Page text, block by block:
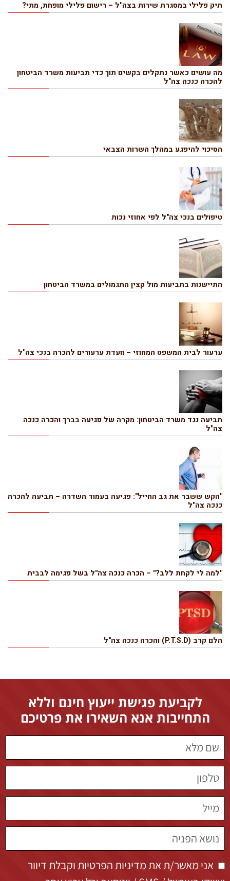
תיק פלילי במסגרת שירות בצה"ל – רישום פלילי מופחת, מתי?
מה עושים כאשר נתקלים בקשים תוך כדי תביעות משרד הביטחון
להכרה כנכה צה"ל
הסיכוי להיפגע במהלך השרות הצבאי
טיפולים בנכי צה"ל לפי אחוזי נכות
התיישנות בתביעות מול קצין התגמולים במשרד הביטחון
ערעור לבית המשפט המחוזי – וועדת ערעורים להכרה בנכי צה"ל
תביעה נגד משרד הביטחון: מקרה של פגיעה בברך והכרה כנכה
צה"ל
"הקש ששבר את גב החייל": פגיעה בעמוד השדרה – תביעה להכרה
כנכה צה"ל
"למה לי לקחת ללב?" – הכרה כנכה צה"ל בשל פגימה לבבית
הלם קרב (P.T.S.D) והכרה כנכה צה"ל
לקביעת פגישת ייעוץ חינם וללא
התחייבות אנא השאירו את פרטיכם
אני מאשר/ת את מדיניות הפרטיות וקבלת דיוור